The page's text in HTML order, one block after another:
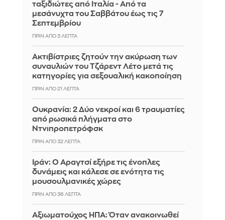
ταξιδιώτες από Ιταλία - Από τα
μεσάνυχτα του Σαββάτου έως τις 7
Σεπτεμβρίου
ΠΡΙΝ ΑΠΌ 3 ΛΕΠΤΆ
Ακτιβίστριες ζητούν την ακύρωση των
συναυλιών του Τζάρεντ Λέτο μετά τις
κατηγορίες για σεξουαλική κακοποίηση
ΠΡΙΝ ΑΠΌ 21 ΛΕΠΤΆ
Ουκρανία: 2 Δύο νεκροί και 6 τραυματίες
από ρωσικά πλήγματα στο
Ντνιπροπετρόφσκ
ΠΡΙΝ ΑΠΌ 32 ΛΕΠΤΆ
Ιράν: Ο Αραγτσί εξήρε τις ένοπλες
δυνάμεις και κάλεσε σε ενότητα τις
μουσουλμανικές χώρες
ΠΡΙΝ ΑΠΌ 36 ΛΕΠΤΆ
Αξιωματούχος ΗΠΑ: Όταν ανακοινωθεί